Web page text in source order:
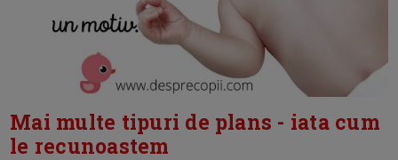
Mai multe tipuri de plans - iata cum
le recunoastem